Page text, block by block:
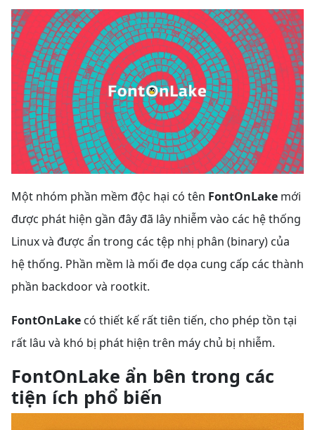
Một nhóm phần mềm độc hại có tên FontOnLake mới
được phát hiện gần đây đã lây nhiễm vào các hệ thống
Linux và được ẩn trong các tệp nhị phân (binary) của
hệ thống. Phần mềm là mối đe dọa cung cấp các thành
phần backdoor và rootkit.
FontOnLake có thiết kế rất tiên tiến, cho phép tồn tại
rất lâu và khó bị phát hiện trên máy chủ bị nhiễm.
FontOnLake ẩn bên trong các
tiện ích phổ biến